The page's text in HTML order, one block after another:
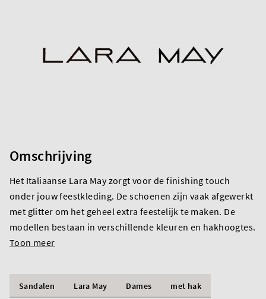
Omschrijving
Het Italiaanse Lara May zorgt voor de finishing touch
onder jouw feestkleding. De schoenen zijn vaak afgewerkt
met glitter om het geheel extra feestelijk te maken. De
modellen bestaan in verschillende kleuren en hakhoogtes.
Toon meer
Sandalen Lara May Dames met hak